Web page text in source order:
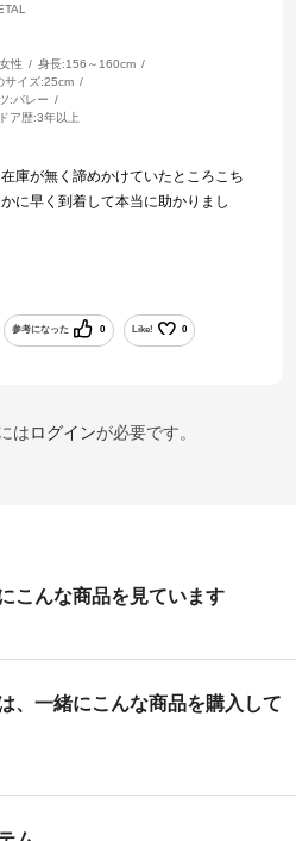
女性 身長:156～160cm
サイズ:25cm
:バレー
ア歴:3年以上
庫が無く諦めかけていたところこち
に早く到着して本当に助かりまし
見があることをお伝えください！！
参考になった 0 Like! 0
はログインが必要です。
こんな商品を見ています
、一緒にこんな商品を購入して